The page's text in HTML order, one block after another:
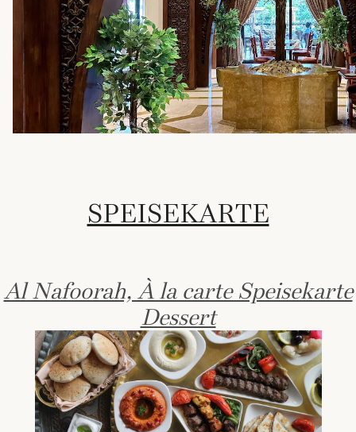
SPEISEKARTE
Al Nafoorah, À la carte Speisekarte
Dessert